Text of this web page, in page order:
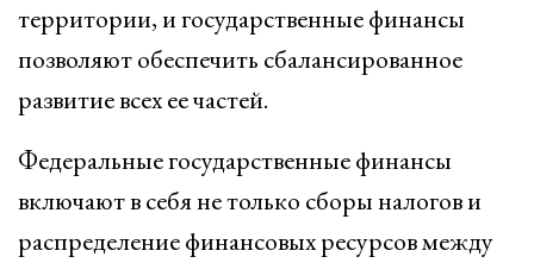
территории, и государственные финансы
позволяют обеспечить сбалансированное
развитие всех ее частей.
Федеральные государственные финансы
включают в себя не только сборы налогов и
распределение финансовых ресурсов между